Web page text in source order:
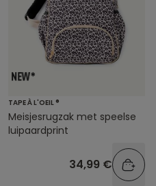
TAPE À L'OEIL ®
Meisjesrugzak met speelse
luipaardprint
34,99 €